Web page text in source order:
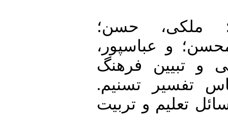
ملکی، حسن؛
محسن؛ و عباسپور،
و تبیین فرهنگ
تفسیر تسنیم.
تعلیم و تربیت